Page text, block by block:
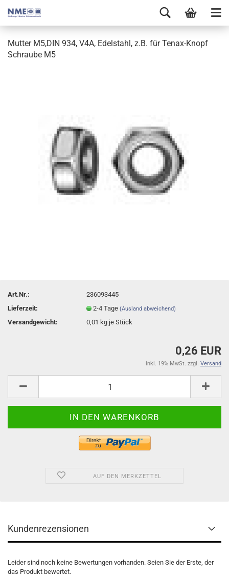
Mutter M5,DIN 934, V4A, Edelstahl, z.B. für Tenax-Knopf
Schraube M5
Art.Nr.:
236093445
Lieferzeit:
2-4 Tage(Ausland abweichend)
Versandgewicht: 0,01 kg je Stück
0,26 EUR
inkl. 19% MwSt. zzgl. Versand
AUF DEN MERKZETTEL
Kundenrezensionen
Leider sind noch keine Bewertungen vorhanden. Seien Sie der Erste, der
das Produkt bewertet.